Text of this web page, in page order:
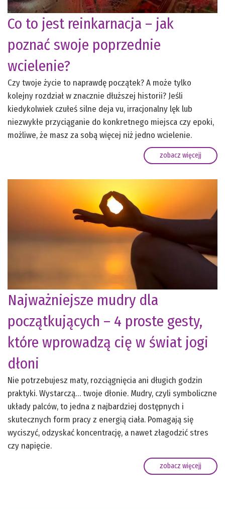
Co to jest reinkarnacja – jak
poznać swoje poprzednie
wcielenie?
Czy twoje życie to naprawdę początek? A może tylko
kolejny rozdział w znacznie dłuższej historii? Jeśli
kiedykolwiek czułeś silne deja vu, irracjonalny lęk lub
niezwykłe przyciąganie do konkretnego miejsca czy epoki,
możliwe, że masz za sobą więcej niż jedno wcielenie.
zobacz więcejj
Najważniejsze mudry dla
początkujących – 4 proste gesty,
które wprowadzą cię w świat jogi
dłoni
Nie potrzebujesz maty, rozciągnięcia ani długich godzin
praktyki. Wystarczą… twoje dłonie. Mudry, czyli symboliczne
układy palców, to jedna z najbardziej dostępnych i
skutecznych form pracy z energią ciała. Pomagają się
wyciszyć, odzyskać koncentrację, a nawet złagodzić stres
czy napięcie.
zobacz więcejj